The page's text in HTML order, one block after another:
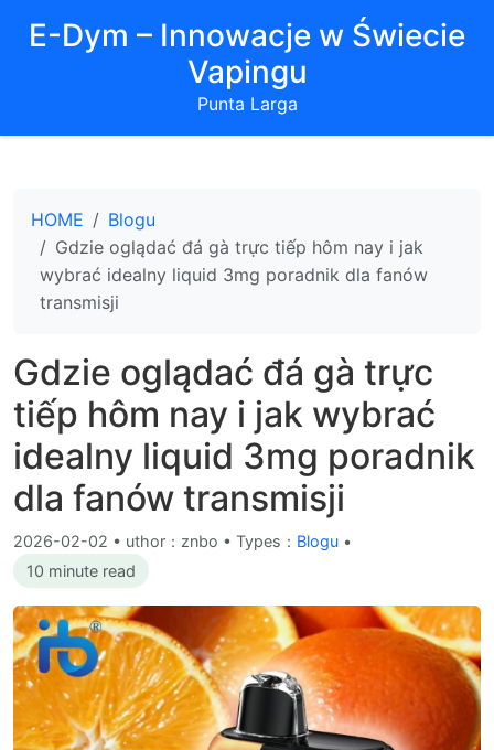
E-Dym – Innowacje w Świecie
Vapingu
Punta Larga
HOME
Blogu
Gdzie oglądać đá gà trực tiếp hôm nay i jak
wybrać idealny liquid 3mg poradnik dla fanów
transmisji
Gdzie oglądać đá gà trực
tiếp hôm nay i jak wybrać
idealny liquid 3mg poradnik
dla fanów transmisji
2026-02-02 • uthor：znbo • Types： Blogu •
10 minute read